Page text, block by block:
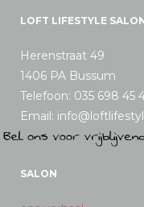
LOFT LIFESTYLE
Herenstraat 49
1406 PA Bussum
Telefoon: 035 698 45
Email:
SALON